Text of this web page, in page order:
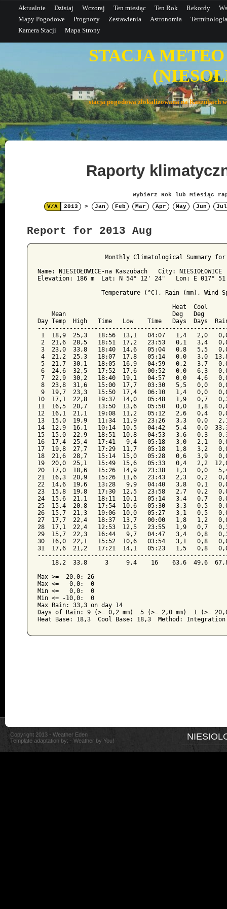
Aktualnie Dzisiaj Wczoraj Ten miesiąc Ten Rok Rekordy
Mapy Pogodowe
Prognozy Zestawienia Astronomia
Terminologia
Kamera Stacji
Mapa Strony
STACJA
stacja pogodowa zlokalizowana na
Raporty
Wybierz Rok lub Miesiąc
V/Λ
2013 > Jan Feb Mar Apr May Jun Jul
Report for 2013 Aug
Monthly Climatological Summary for
Name: NIESIOŁOWICE-na Kaszubach   City:
Elevation: 186 m  Lat: N 54° 12' 24"   Lon: E 017°
Temperature (°C), Rain (mm), Wind
Heat  Cool
Mean                              Deg   Deg
Day Temp  High   Time   Low    Time   Days  Days
1  18,9  25,3   18:56  13,1   04:07   1,4   2,0   0,0
2  21,6  28,5   18:51  17,2   23:53   0,1   3,4
3  23,0  33,8   18:40  14,6   05:04   0,8   5,5
4  21,2  25,3   18:07  17,8   05:14   0,0   3,0
5  21,7  30,1   18:05  16,9   04:59   0,2   3,7
6  24,6  32,5   17:52  17,6   00:52   0,0   6,3
7  22,9  30,2   18:40  19,1   04:57   0,0   4,6
8  23,8  31,6   15:00  17,7   03:30   5,5   0,0
9  19,7  23,3   15:50  17,4   06:10   1,4   0,0   0,0
10  17,1  22,8   19:37  14,0   05:48   1,9   0,7
11  16,5  20,7   13:50  13,6   05:50   0,0   1,8
12  16,1  21,1   19:08  11,2   05:12   2,6   0,4
13  15,0  19,9   11:34  11,9   23:26   3,3   0,0
14  12,9  16,1   10:14  10,5   04:42   5,4   0,0
15  15,0  22,9   18:51  10,8   04:53   3,6   0,3
16  17,4  25,4   17:41   9,4   05:18   3,0   2,1
17  19,8  27,7   17:29  11,7   05:18   1,8   3,2
18  21,6  28,7   15:14  15,0   05:28   0,6   3,9
19  20,0  25,1   15:49  15,6   05:33   0,4   2,2
20  17,0  18,6   15:26  14,9   23:38   1,3   0,0
21  16,3  20,9   15:26  11,6   23:43   2,3   0,2
22  14,6  19,6   13:28   9,9   04:40   3,8   0,1
23  15,8  19,8   17:30  12,5   23:58   2,7   0,2
24  15,6  21,1   18:11  10,1   05:14   3,4   0,7
25  15,4  20,8   17:54  10,6   05:30   3,3   0,5
26  15,7  21,3   19:06  10,0   05:27   3,1   0,5
27  17,7  22,4   18:37  13,7   00:00   1,8   1,2
28  17,1  22,4   12:53  12,5   23:55   1,9   0,7
29  15,7  22,3   16:44   9,7   04:47   3,4   0,8
30  16,0  22,1   15:52  10,6   03:54   3,1   0,8   0,0
31  17,6  21,2   17:21  14,1   05:23   1,5   0,8
18,2  33,8     3     9,4    16    63,6  49,6
Max >=  20,0: 26
Max <=   0,0:  0
Min <=   0,0:  0
Min <= -10,0:  0
Max Rain: 33,3 on day 14
Days of Rain: 9 (>= 0,2 mm)  5 (>= 2,0 mm)  1 (>= 20,0
Heat Base: 18,3  Cool Base: 18,3  Method: Integration
Copyright 2013 - Weather Eden
Template adaptation by: - Weather by You!